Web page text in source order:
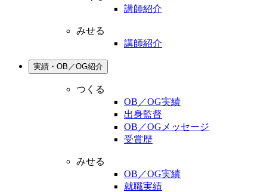
講師紹介
みせる
講師紹介
実績・OB／OG紹介
つくる
OB／OG実績
出身監督
OB／OGメッセージ
受賞歴
みせる
OB／OG実績
就職実績